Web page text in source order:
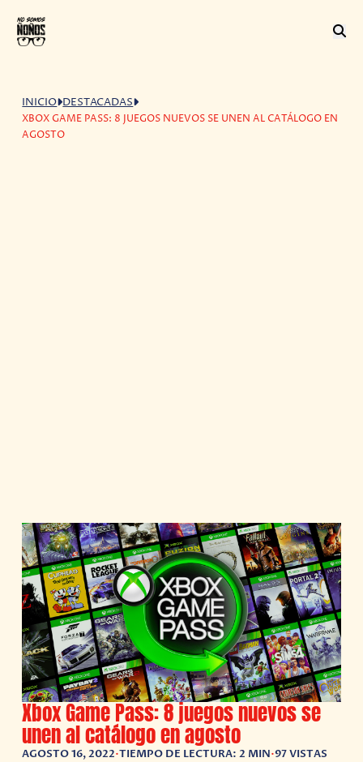
INICIO DESTACADAS
XBOX GAME PASS: 8 JUEGOS NUEVOS SE UNEN AL CATÁLOGO EN
AGOSTO
Xbox Game Pass: 8 juegos nuevos se
unen al catálogo en agosto
AGOSTO 16, 2022•TIEMPO DE LECTURA: 2 MIN•97 VISTAS